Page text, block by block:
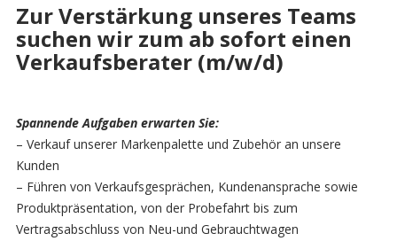
Zur Verstärkung unseres Teams
suchen wir zum ab sofort einen
Verkaufsberater (m/w/d)
Spannende Aufgaben erwarten Sie:
– Verkauf unserer Markenpalette und Zubehör an unsere
Kunden
– Führen von Verkaufsgesprächen, Kundenansprache sowie
Produktpräsentation, von der Probefahrt bis zum
Vertragsabschluss von Neu-und Gebrauchtwagen